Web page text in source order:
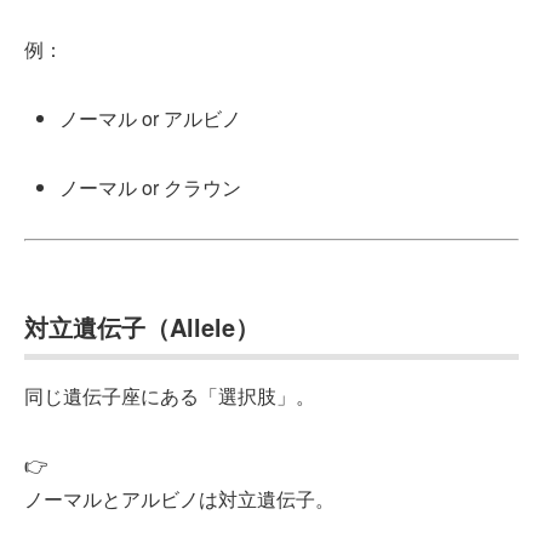
例：
ノーマル or アルビノ
ノーマル or クラウン
対立遺伝子（Allele）
同じ遺伝子座にある「選択肢」。
👉
ノーマルとアルビノは対立遺伝子。